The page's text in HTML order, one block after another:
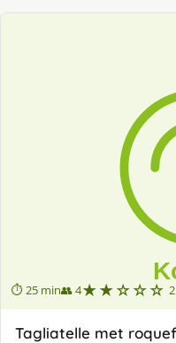
⏱ 25 min👥 4★★☆☆☆
Tagliatelle met